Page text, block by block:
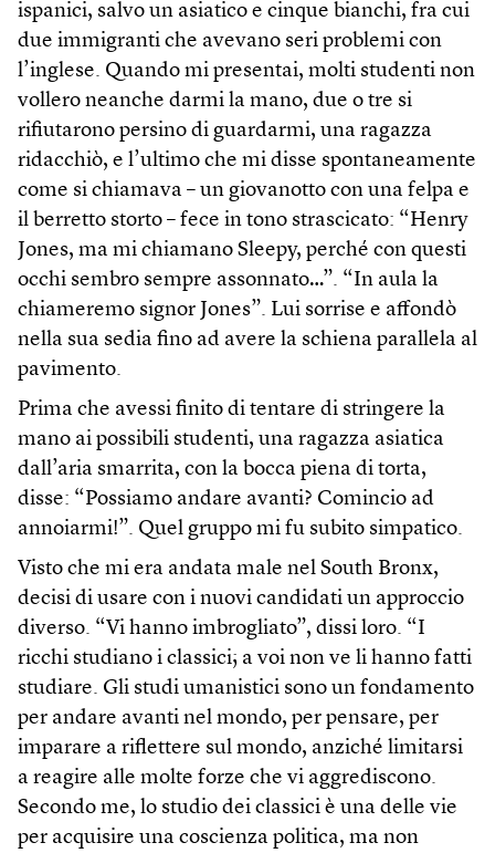
ispanici, salvo un asiatico e cinque bianchi, fra cui
due immigranti che avevano seri problemi con
l’inglese. Quando mi presentai, molti studenti non
vollero neanche darmi la mano, due o tre si
rifiutarono persino di guardarmi, una ragazza
ridacchiò, e l’ultimo che mi disse spontaneamente
come si chiamava – un giovanotto con una felpa e
il berretto storto – fece in tono strascicato: “Henry
Jones, ma mi chiamano Sleepy, perché con questi
occhi sembro sempre assonnato…”. “In aula la
chiameremo signor Jones”. Lui sorrise e affondò
nella sua sedia fino ad avere la schiena parallela al
pavimento.
Prima che avessi finito di tentare di stringere la
mano ai possibili studenti, una ragazza asiatica
dall’aria smarrita, con la bocca piena di torta,
disse: “Possiamo andare avanti? Comincio ad
annoiarmi!”. Quel gruppo mi fu subito simpatico.
Visto che mi era andata male nel South Bronx,
decisi di usare con i nuovi candidati un approccio
diverso. “Vi hanno imbrogliato”, dissi loro. “I
ricchi studiano i classici; a voi non ve li hanno fatti
studiare. Gli studi umanistici sono un fondamento
per andare avanti nel mondo, per pensare, per
imparare a riflettere sul mondo, anziché limitarsi
a reagire alle molte forze che vi aggrediscono.
Secondo me, lo studio dei classici è una delle vie
per acquisire una coscienza politica, ma non